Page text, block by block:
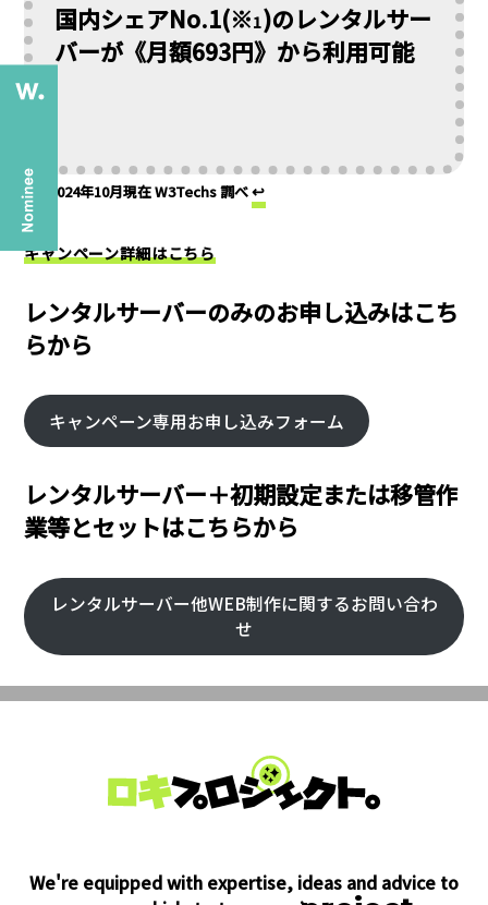
国内シェアNo.1(※1)のレンタルサー
バーが《月額693円》から利用可能
2024年10月現在 W3Techs 調べ↩︎
キャンペーン詳細はこちら
レンタルサーバーのみのお申し込みはこち
らから
キャンペーン専用お申し込みフォーム
レンタルサーバー＋初期設定または移管作
業等とセットはこちらから
レンタルサーバー他WEB制作に関するお問い合わ
せ
We're equipped with expertise, ideas and advice to